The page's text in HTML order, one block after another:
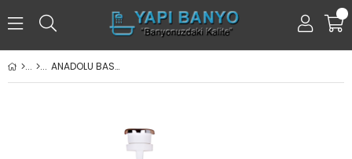
0
ANADOLU BASMALI İÇ TAKIM